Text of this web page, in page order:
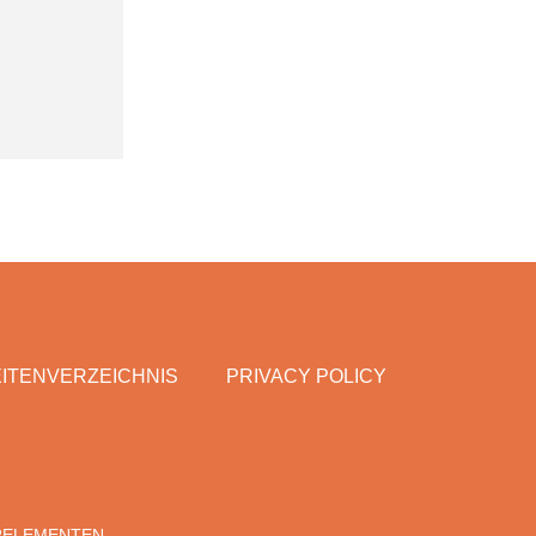
PRIVACY POLICY